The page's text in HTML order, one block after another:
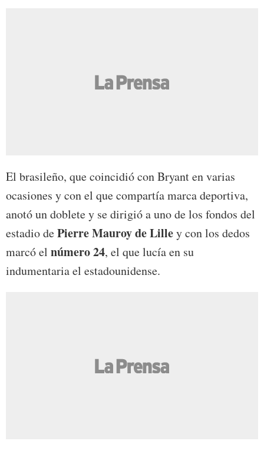
El brasileño, que coincidió con Bryant en varias
ocasiones y con el que compartía marca deportiva,
anotó un doblete y se dirigió a uno de los fondos del
estadio dePierre Mauroy de Lilley con los dedos
marcó el número 24, el que lucía en su
indumentaria el estadounidense.